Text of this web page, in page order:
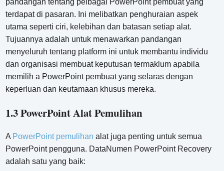
terdapat di pasaran. Ini melibatkan penghuraian aspek
utama seperti ciri, kelebihan dan batasan setiap alat.
Tujuannya adalah untuk menawarkan pandangan
menyeluruh tentang platform ini untuk membantu individu
dan organisasi membuat keputusan termaklum apabila
memilih a PowerPoint pembuat yang selaras dengan
keperluan dan keutamaan khusus mereka.
1.3 PowerPoint Alat Pemulihan
A PowerPoint pemulihan alat juga penting untuk semua
PowerPoint pengguna. DataNumen PowerPoint Recovery
adalah satu yang baik: